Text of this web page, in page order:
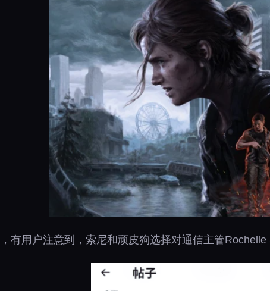
有用户注意到，索尼和顽皮狗选择对通信主管Rochelle